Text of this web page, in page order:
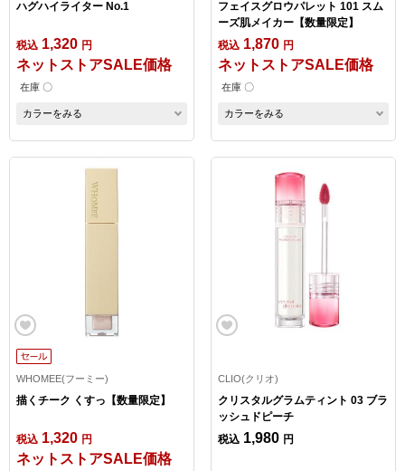
ハグハイライター No.1
税込 1,320 円
ネットストアSALE価格
在庫 〇
カラーをみる
フェイスグロウパレット 101 スム
ーズ肌メイカー【数量限定】
税込 1,870 円
ネットストアSALE価格
在庫 〇
カラーをみる
WHOMEE(フーミー)
描くチーク くすっ【数量限定】
税込 1,320 円
ネットストアSALE価格
CLIO(クリオ)
クリスタルグラムティント 03 ブラ
ッシュドピーチ
税込 1,980 円